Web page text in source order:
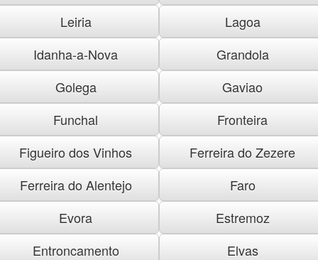
Leiria
Lagoa
Idanha-a-Nova
Grandola
Golega
Gaviao
Funchal
Fronteira
Figueiro dos Vinhos
Ferreira do Zezere
Ferreira do Alentejo
Faro
Evora
Estremoz
Entroncamento
Elvas